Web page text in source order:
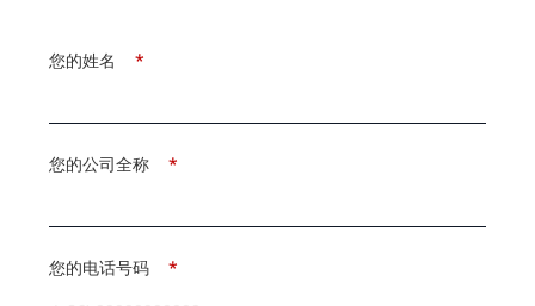
*
您的姓名
*
您的公司全称
*
您的电话号码